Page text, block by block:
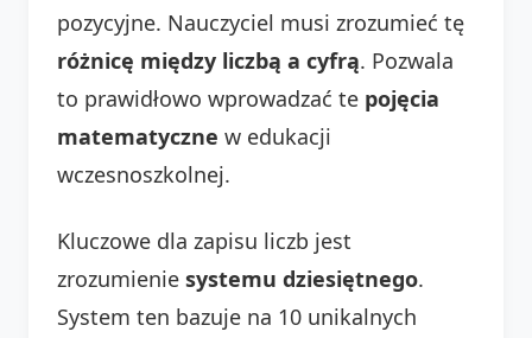
pozycyjne. Nauczyciel musi zrozumieć tę
różnicę między liczbą a cyfrą. Pozwala
to prawidłowo wprowadzać te pojęcia
matematyczne w edukacji
wczesnoszkolnej.
Kluczowe dla zapisu liczb jest
zrozumienie systemu dziesiętnego.
System ten bazuje na 10 unikalnych